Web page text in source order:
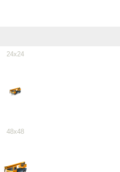
24x24
48x48